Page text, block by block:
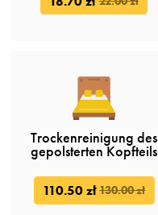
Trockenreinigung des
gepolsterten Kopfteils
110.50 zł 130.00 zł